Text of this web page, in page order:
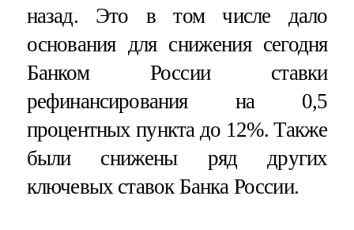
назад. Это в том числе дало
основания для снижения сегодня
Банком России ставки
рефинансирования на 0,5
процентных пункта до 12%. Также
были снижены ряд других
ключевых ставок Банка России.